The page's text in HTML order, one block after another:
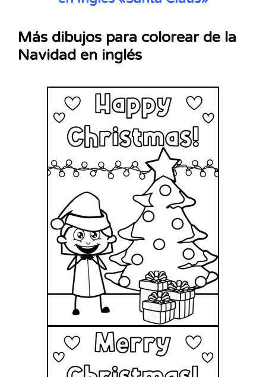
Más dibujos para colorear de la
Navidad en inglés